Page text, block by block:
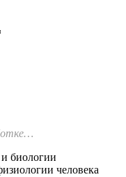
биологии
человека